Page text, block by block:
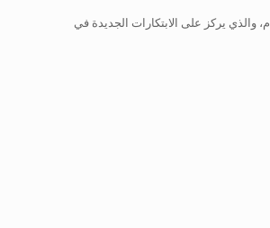
شاركت وزارة التجارة والصناعة بالتعاون مع الهيئة العامة لتنمية المؤسسات الصغيرة والمتوسطة (ريادة) في المعرض العالمي للابتكار بألمانيا خلال الفترة من 31 أكتوبر إلى 3 نوفمبر 2019م، والذي يركز على الابتكارات الجديدة في